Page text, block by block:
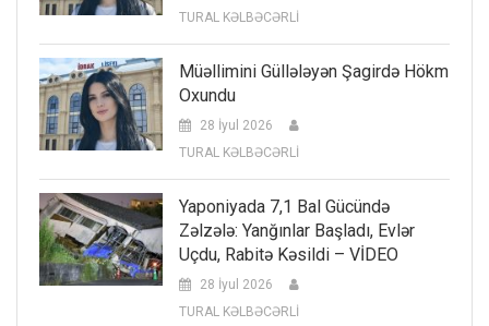
TURAL KƏLBƏCƏRLİ
Müəllimini Güllələyən Şagirdə Hökm
Oxundu
28 İyul 2026
TURAL KƏLBƏCƏRLİ
Yaponiyada 7,1 Bal Gücündə
Zəlzələ: Yanğınlar Başladı, Evlər
Uçdu, Rabitə Kəsildi – VİDEO
28 İyul 2026
TURAL KƏLBƏCƏRLİ